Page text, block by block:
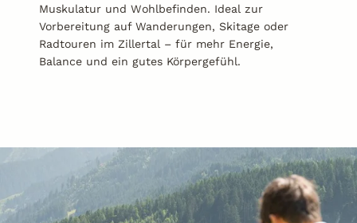
Muskulatur und Wohlbefinden. Ideal zur
Vorbereitung auf Wanderungen, Skitage oder
Radtouren im Zillertal – für mehr Energie,
Balance und ein gutes Körpergefühl.